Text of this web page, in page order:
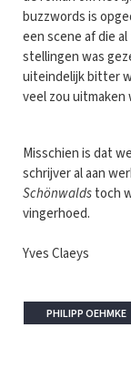
buzzwords is
een scene af die
stellingen was
uiteindelijk bitter
veel zou
Misschien is dat
schrijver al aan
Schönwaldstoch
vingerhoed.
Yves Claeys
PHILIPP OEHMKE